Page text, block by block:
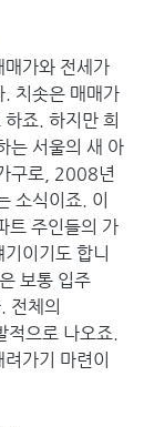
매가와 전세가
. 치솟은 매매가
죠. 하지만 희
는 서울의 새 아
구로, 2008년
소식이죠. 이
트 주인들의 가
이기도 합니
보통 입주
전체의
으로 나오죠.
가기 마련이